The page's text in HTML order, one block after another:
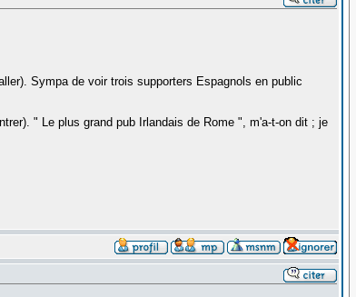
Sympa de voir trois supporters Espagnols en public
" Le plus grand pub Irlandais de Rome ", m'a-t-on dit ; je